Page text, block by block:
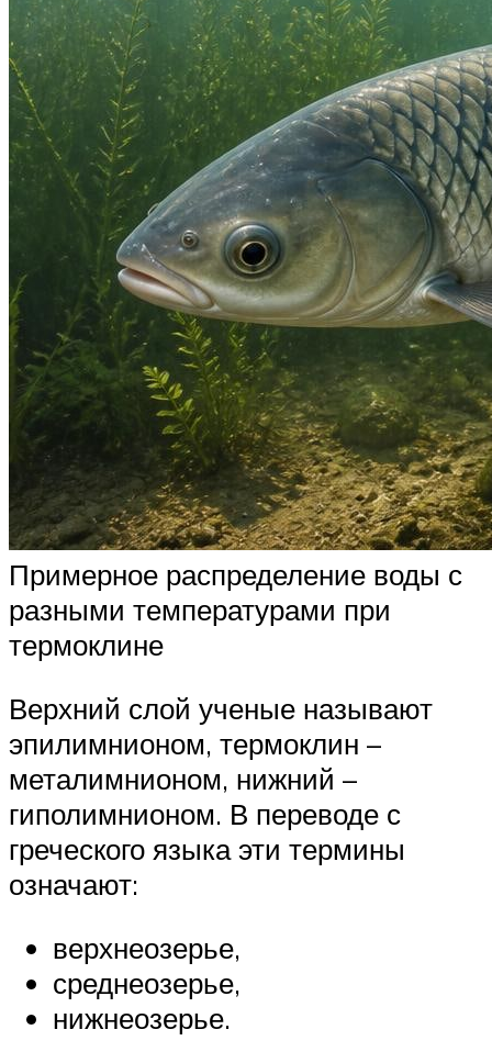
Примерное распределение воды с
разными температурами при
термоклине
Верхний слой ученые называют
эпилимнионом, термоклин –
металимнионом, нижний –
гиполимнионом. В переводе с
греческого языка эти термины
означают:
верхнеозерье,
среднеозерье,
нижнеозерье.